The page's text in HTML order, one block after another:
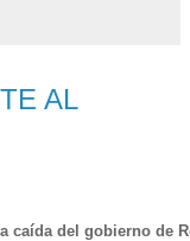
AL
caída del gobierno de